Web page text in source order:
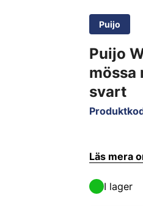
Puijo
Puijo
mössa
svart
Läs mera
I lager